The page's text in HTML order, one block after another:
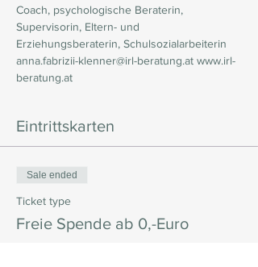
Coach, psychologische Beraterin,
Supervisorin, Eltern- und
Erziehungsberaterin, Schulsozialarbeiterin
anna.fabrizii-klenner@irl-beratung.at www.irl-
beratung.at
Eintrittskarten
Sale ended
Ticket type
Freie Spende ab 0,-Euro